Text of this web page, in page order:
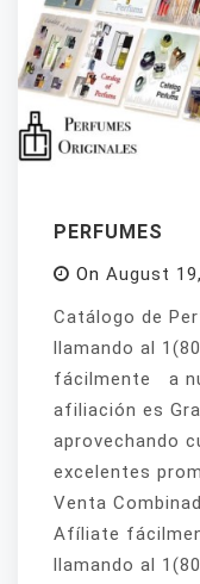
PERFUMES
On August
Catálogo de
llamando al
fácilmente a
afiliación es
aprovechando
excelentes
Venta
Afíliate
llamando al